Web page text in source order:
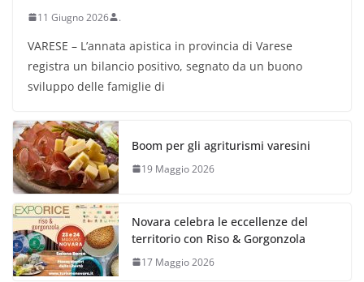
11 Giugno 2026 .
VARESE – L’annata apistica in provincia di Varese
registra un bilancio positivo, segnato da un buono
sviluppo delle famiglie di
Boom per gli agriturismi varesini
19 Maggio 2026
Novara celebra le eccellenze del
territorio con Riso & Gorgonzola
17 Maggio 2026